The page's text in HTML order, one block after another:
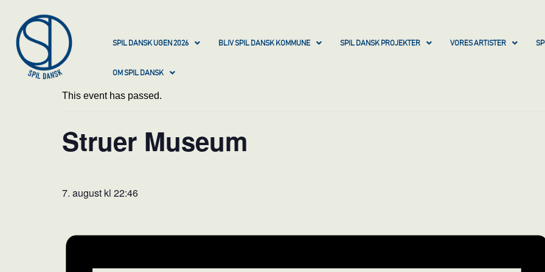
SPIL DANSK UGEN 2026 BLIV SPIL DANSK KOMMUNE SPIL DANSK PROJEKTER VORES ARTISTER
OM SPIL DANSK
This event has passed.
Struer Museum
7. august kl 22:46